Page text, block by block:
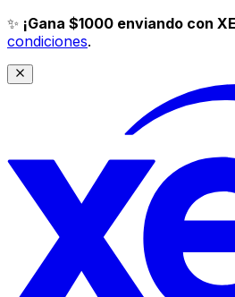
✨ ¡Gana $1000 enviando con
condiciones.